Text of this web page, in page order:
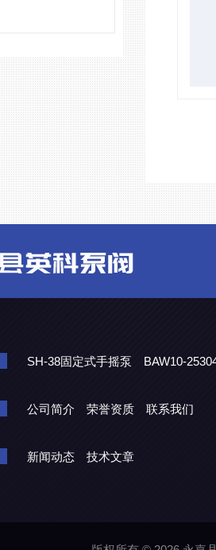
SH-38固定式手摇泵
BAW10-
公司简介 荣誉资质 联系我们
新闻动态 技术文章